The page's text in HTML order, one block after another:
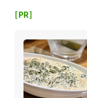
[PR]